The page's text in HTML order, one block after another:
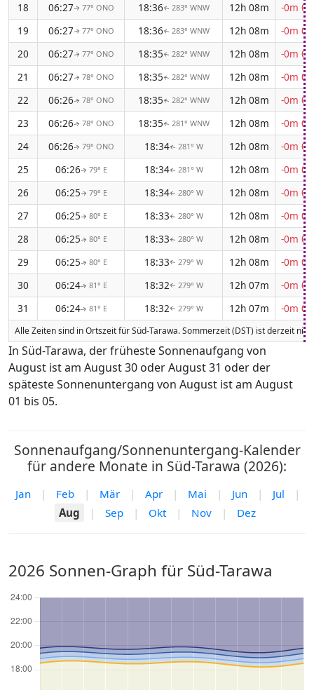
18
06:27↑ 77° ONO 18:36↑ 283° WNW 12h 08m
-0m
19
06:27↑ 77° ONO 18:36↑ 283° WNW 12h 08m
-0m
20
06:27↑ 77° ONO 18:35↑ 282° WNW 12h 08m
-0m
21
06:27↑ 78° ONO 18:35↑ 282° WNW 12h 08m
-0m
22
06:26↑ 78° ONO 18:35↑ 282° WNW 12h 08m
-0m
23
06:26↑ 78° ONO 18:35↑ 281° WNW 12h 08m
-0m
24
06:26↑ 79° ONO 18:34↑ 281° W 12h 08m
-0m
25
06:26↑ 79° E 18:34↑ 281° W 12h 08m
-0m
26
06:25↑ 79° E 18:34↑ 280° W 12h 08m
-0m
27
06:25↑ 80° E 18:33↑ 280° W 12h 08m
-0m
28
06:25↑ 80° E 18:33↑ 280° W 12h 08m
-0m
29
06:25↑ 80° E 18:33↑ 279° W 12h 08m
-0m
30
06:24↑ 81° E 18:32↑ 279° W 12h 07m
-0m
31
06:24↑ 81° E 18:32↑ 279° W 12h 07m -0m
Alle Zeiten sind in Ortszeit für Süd-Tarawa. Sommerzeit (DST) ist derzeit
In Süd-Tarawa, der früheste Sonnenaufgang von
August ist am August 30 oder August 31 oder der
späteste Sonnenuntergang von August ist am August
01 bis 05.
Sonnenaufgang/Sonnenuntergang-Kalender
für andere Monate in Süd-Tarawa (2026):
Jan | Feb | Mär | Apr | Mai | Jun | Jul
|
Aug
| Sep | Okt | Nov | Dez
2026 Sonnen-Graph für Süd-Tarawa